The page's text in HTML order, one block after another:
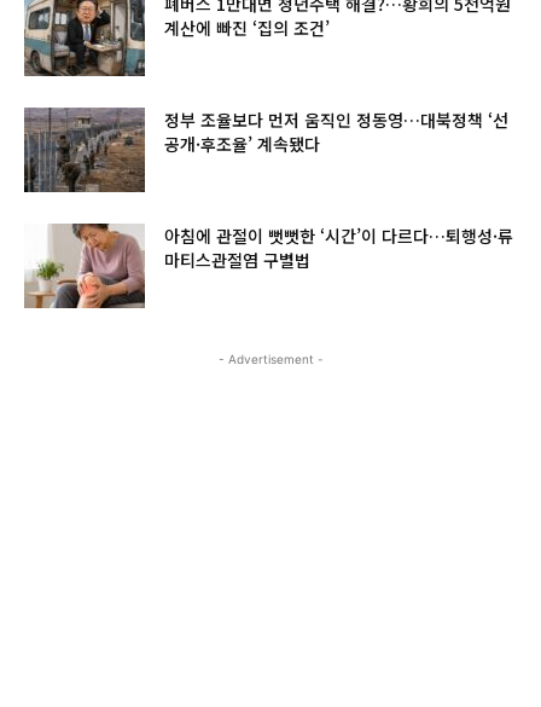
계산에 빠진 ‘집의 조건’
정부 조율보다 먼저 움직인 정동영…대북정책 ‘선
공개·후조율’ 계속됐다
아침에 관절이 뻣뻣한 ‘시간’이 다르다…퇴행성·류
마티스관절염 구별법
- Advertisement -